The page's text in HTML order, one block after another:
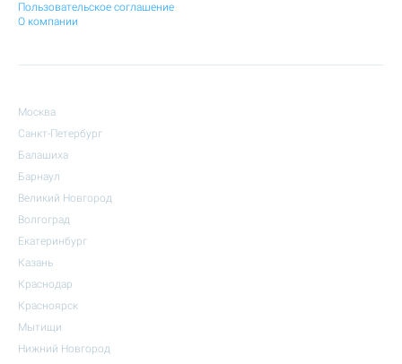
Пользовательское соглашение
О компании
Москва
Санкт-Петербург
Балашиха
Барнаул
Великий Новгород
Волгоград
Екатеринбург
Казань
Краснодар
Красноярск
Мытищи
Нижний Новгород